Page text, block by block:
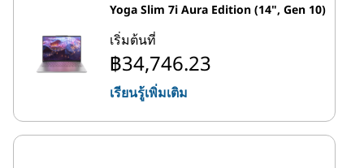
Yoga Slim 7i Aura Edition (14", Gen 10)
เริ่มต้นที่
฿34,746.23
เรียนรู้เพิ่มเติม